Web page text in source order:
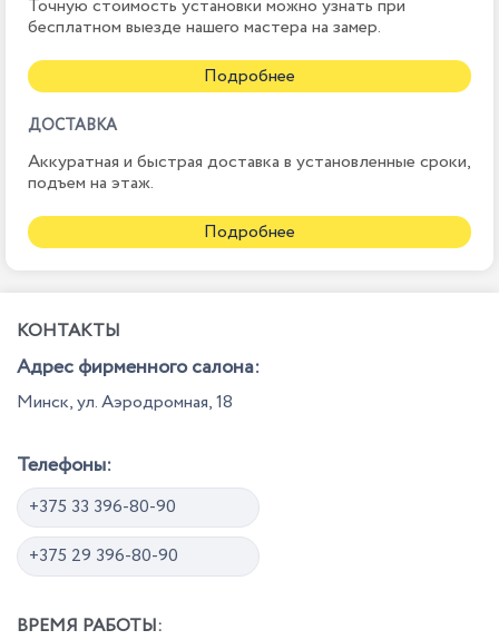
Точную стоимость установки можно узнать при
бесплатном выезде нашего мастера на замер.
Подробнее
ДОСТАВКА
Аккуратная и быстрая доставка в установленные сроки,
подъем на этаж.
Подробнее
КОНТАКТЫ
Адрес фирменного салона:
Минск, ул. Аэродромная, 18
Телефоны:
+375 33 396-80-90
+375 29 396-80-90
ВРЕМЯ РАБОТЫ: